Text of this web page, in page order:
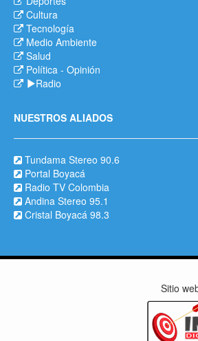
Cultura
Tecnología
Medio Ambiente
Salud
Política - Opinión
Radio
NUESTROS ALIADOS
Tundama Stereo 90.6
Portal Boyacá
Radio TV Colombia
Andina Stereo 95.1
Cristal Boyacá 98.3
Sitio